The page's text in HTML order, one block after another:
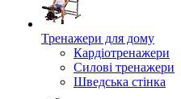
Тренажери для дому
Кардіотренажери
Силові тренажери
Шведська стінка